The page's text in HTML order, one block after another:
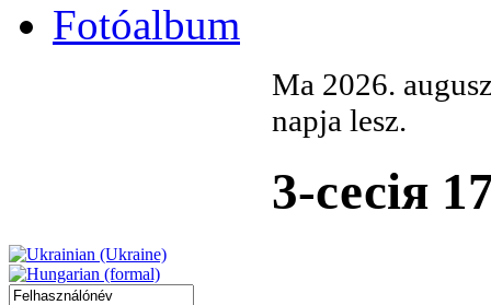
Fotóalbum
Ma 2026.
napja lesz.
3-сесія